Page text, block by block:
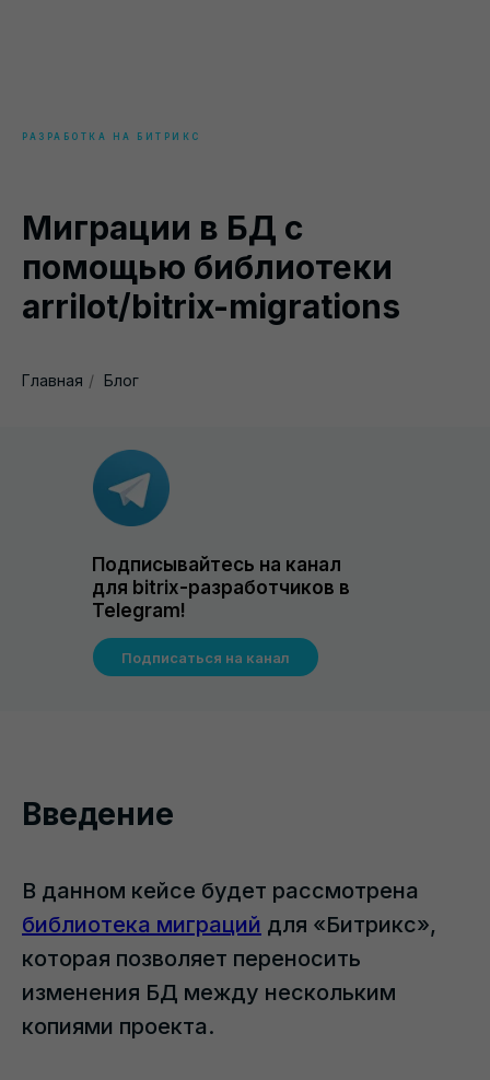
РАЗРАБОТКА НА БИТРИКС
Миграции в БД с
помощью библиотеки
arrilot/bitrix-migrations
Главная / Блог
Подписывайтесь на канал
для bitrix-разработчиков в
Telegram!
Подписаться на канал
Введение
В данном кейсе будет рассмотрена
библиотека миграций для «Битрикс»,
которая позволяет переносить
изменения БД между нескольким
копиями проекта.